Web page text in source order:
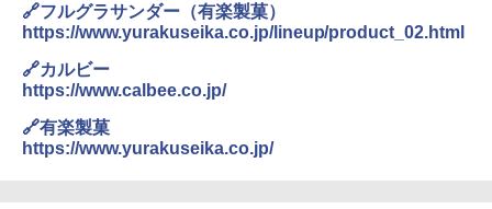
🔗フルグラサンダー（有楽製菓）
https://www.yurakuseika.co.jp/lineup/product_02.html
🔗カルビー
https://www.calbee.co.jp/
🔗有楽製菓
https://www.yurakuseika.co.jp/